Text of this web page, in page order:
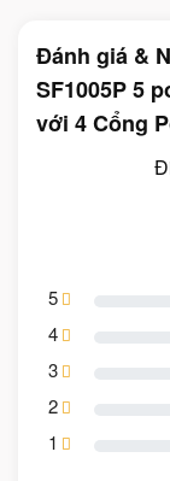
Đánh giá &
SF1005P 5
với 4 Cổng
5
4
3
2
1